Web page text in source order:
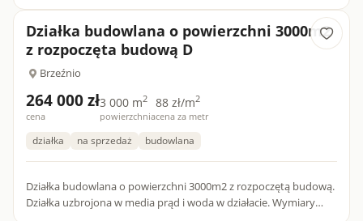
Działka budowlana o powierzchni 3000m2
z rozpoczęta budową D
Brzeźnio
264 000 zł
cena
3 000 m2
powierzchnia
88 zł/m2
cena za metr
działka na sprzedaż budowlana
Działka budowlana o powierzchni 3000m2 z rozpoczętą budową.
Działka uzbrojona w media prąd i woda w działacie. Wymiary